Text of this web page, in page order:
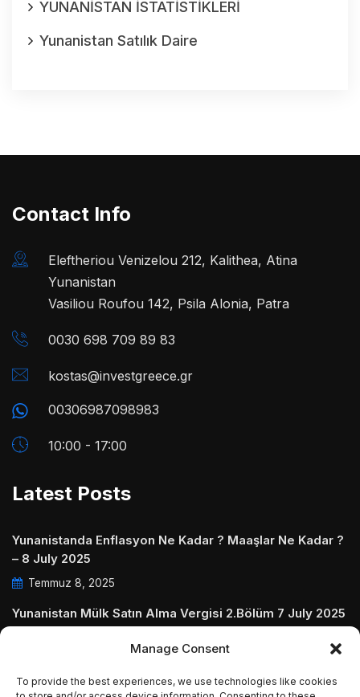
Manage Consent
To provide the best experiences, we use technologies like cookies
YUNANİSTAN İSTATİSTİKLERİ
Yunanistan Satılık Daire
Contact Info
Eleftheriou Venizelou 212, Kalithea, Atina
Yunanistan
Vasiliou Roufou 142, Psila Alonia, Patra
0030 698 709 89 83
kostas@investgreece.gr
00306987098983
10:00 - 17:00
Latest Posts
Yunanistanda Enflasyon Ne Kadar ? Maaşlar Ne Kadar ?
– 8 July 2025
Temmuz 8, 2025
Yunanistan Mülk Satın Alma Vergisi 2.Bölüm 7 July 2025
July 2025